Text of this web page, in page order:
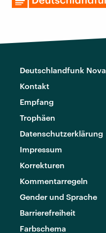
Deutschlandfunk Nova
Kontakt
Empfang
Trophäen
Datenschutzerklärung
Impressum
Korrekturen
Kommentarregeln
Gender und Sprache
Barrierefreiheit
Farbschema